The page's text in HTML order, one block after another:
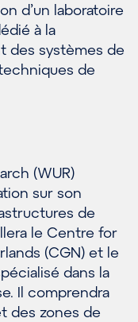
d’un laboratoire
à la
des systèmes de
de
(WUR)
sur son
de
le Centre for
(CGN) et le
dans la
Il comprendra
des zones de